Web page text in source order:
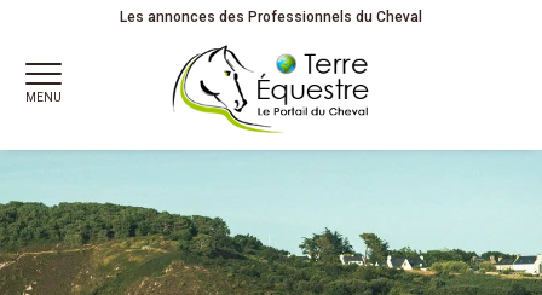
Sables d'Or Équitation à Plurien dans les Côtes-d’Armor
Les annonces des Professionnels du Cheval
MENU